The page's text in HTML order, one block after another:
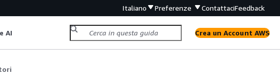
Italiano Preferenze ContattaciFeedback
AI Crea un Account AWS